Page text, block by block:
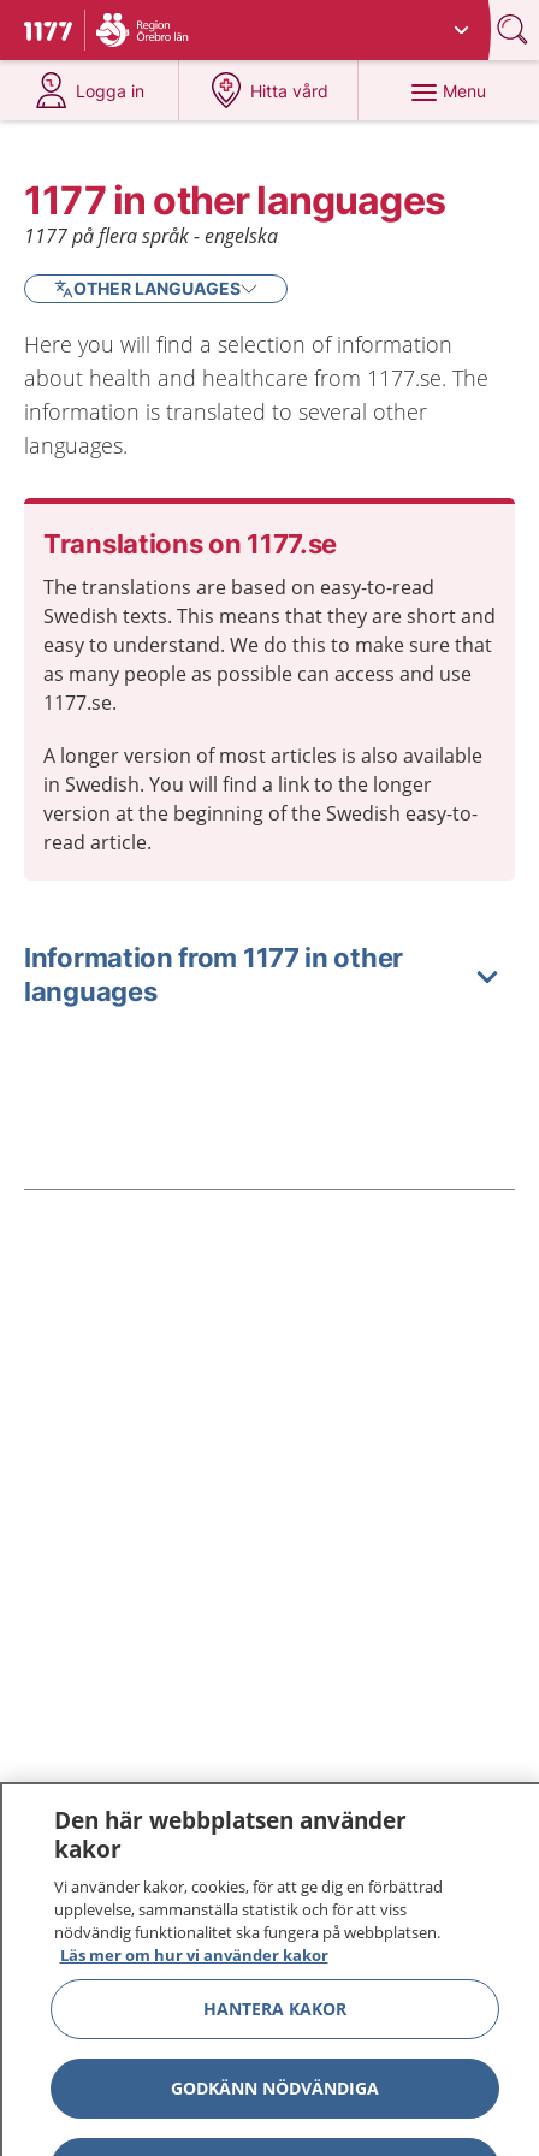
To start page for 1177
Du har valt region
Logga in
at 1177.se
Hitta vård
at 1177.se
Menu
1177 in other languages
1177 på flera språk - engelska
OTHER LANGUAGES
Here you will find a selection of information
about health and healthcare from 1177.se. The
information is translated to several other
languages.
Translations on 1177.se
The translations are based on easy-to-read
Swedish texts. This means that they are short and
easy to understand. We do this to make sure that
as many people as possible can access and use
1177.se.
A longer version of most articles is also available
in Swedish. You will find a link to the longer
version at the beginning of the Swedish easy-to-
read article.
Information from 1177 in other
languages
1177–tryggt om din hälsa och vård
På 1177.se får du råd om hälsa och information om
sjukdomar och vilka mottagningar du kan kontakta.
Logga in för att läsa din journal och göra dina
Den här webbplatsen använder
kakor
Vi använder kakor, cookies, för att ge dig en förbättrad
upplevelse, sammanställa statistik och för att viss
nödvändig funktionalitet ska fungera på webbplatsen.
Läs mer om hur vi använder kakor
HANTERA KAKOR
GODKÄNN NÖDVÄNDIGA